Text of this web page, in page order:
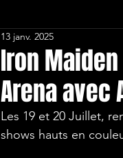
News
Hardcore Alt
Iron
Arena avec
13 janv. 2025
Les 19 et 20 Juillet,
shows hauts en